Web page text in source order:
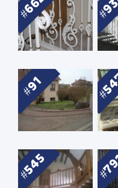
91
545